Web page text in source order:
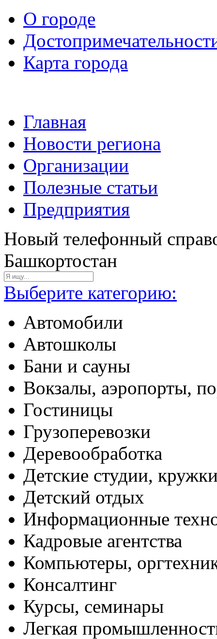
О городе
Карта города
Главная
Новости региона
Организации
Полезные статьи
Предприятия
Новый телефонный
Башкортостан
Выберите категорию:
Автомобили
Автошколы
Бани и сауны
Вокзалы, аэропорты,
Гостиницы
Грузоперевозки
Деревообработка
Детские студии,
Детский отдых
Информационные
Кадровые агентства
Компьютеры,
Консалтинг
Курсы, семинары
Легкая